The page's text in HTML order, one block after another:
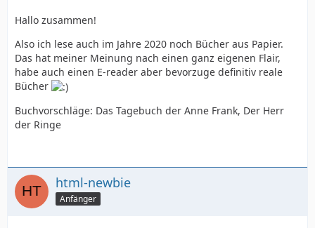
Hallo zusammen!
Also ich lese auch im Jahre 2020 noch Bücher aus Papier.
Das hat meiner Meinung nach einen ganz eigenen Flair,
habe auch einen E-reader aber bevorzuge definitiv reale
Bücher
Buchvorschläge: Das Tagebuch der Anne Frank, Der Herr
der Ringe
html-newbie
Anfänger